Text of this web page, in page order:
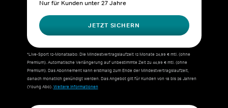
Nur für Kunden unter 27 Jahre
JETZT SICHERN
*Live-Sport 12-Monatsabo: Die Mindestvertragslaufzeit 12 Monate 24,99 € mtl. (ohne
Premium). Automatische Verlängerung auf unbestimmte Zeit zu 44,99 € mtl. (ohne
Premium). Das Abonnement kann erstmalig zum Ende der Mindestvertragslaufzeit,
danach monatlich gekündigt werden. Das Angebot gilt für Kunden von 18 bis 26 Jahren
(Young Abo).Weitere Informationen